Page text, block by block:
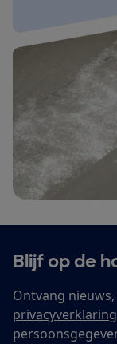
Blijf op de
Ontvang
privacyverklaring